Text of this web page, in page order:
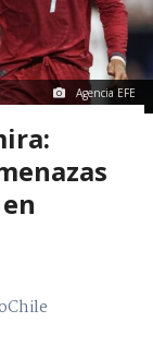
Agencia EFE